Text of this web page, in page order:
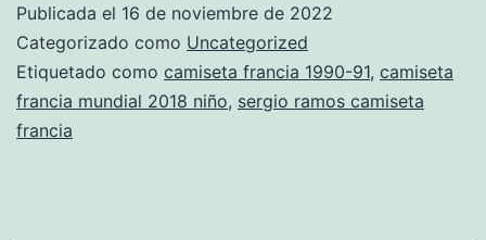
equipacion
pavar
Publicada el 16 de noviembre de 2022
Categorizado como Uncategorized
Etiquetado como camiseta francia 1990-91, camiseta
francia mundial 2018 niño, sergio ramos camiseta
francia